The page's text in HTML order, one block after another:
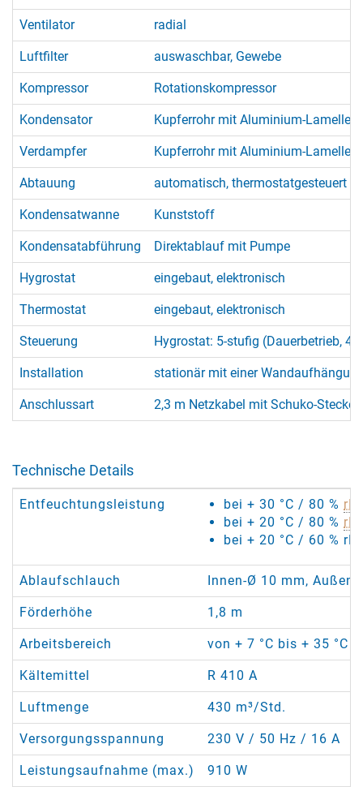
Ventilator radial
Luftfilter auswaschbar, Gewebe
Kompressor Rotationskompressor
Kondensator Kupferrohr mit Aluminium-Lamellen
Verdampfer Kupferrohr mit Aluminium-Lamellen
Abtauung automatisch, thermostatgesteuert
Kondensatwanne Kunststoff
Kondensatabführung Direktablauf mit Pumpe
Hygrostat eingebaut, elektronisch
Thermostat eingebaut, elektronisch
Steuerung Hygrostat: 5-stufig (Dauerbetrieb,
Installation stationär mit einer
Anschlussart 2,3 m Netzkabel mit Schuko-Stecker
Technische Details
Entfeuchtungsleistung bei + 30 °C / 80 % rF
bei + 20 °C / 80 % rF
bei + 20 °C / 60 %
Ablaufschlauch Innen-Ø 10 mm,
Förderhöhe 1,8 m
Arbeitsbereich von + 7 °C bis + 35 °C
Kältemittel R 410 A
Luftmenge 430 m³/Std.
Versorgungsspannung 230 V / 50 Hz / 16 A
Leistungsaufnahme (max.) 910 W